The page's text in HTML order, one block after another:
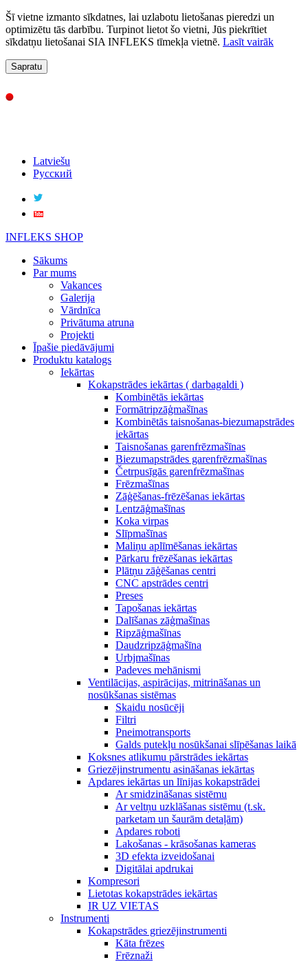
Šī vietne izmanto sīkdatnes, lai uzlabotu lietošanas pieredzi un
optimizētu tās darbību. Turpinot lietot šo vietni, Jūs piekrītiet
sīkdatņu lietošanai SIA INFLEKS tīmekļa vietnē. Lasīt vairāk
Sapratu
Latviešu
Русский
INFLEKS SHOP
Sākums
Par mums
Vakances
Galerija
Vārdnīca
Privātuma atruna
Projekti
Īpašie piedāvājumi
Produktu katalogs
Iekārtas
Kokapstrādes iekārtas ( darbagaldi )
Kombinētās iekārtas
Formātripzāģmašīnas
Kombinētās taisnošanas-biezumapstrādes
iekārtas
Taisnošanas garenfrēzmašīnas
Biezumapstrādes garenfrēzmašīnas
Četrpusīgās garenfrēzmašīnas
Frēzmašīnas
Zāģēšanas-frēzēšanas iekārtas
Lentzāģmašīnas
Koka virpas
Slīpmašīnas
Maliņu aplīmēšanas iekārtas
Pārkaru frēzēšanas iekārtas
Plātņu zāģēšanas centri
CNC apstrādes centri
Preses
Tapošanas iekārtas
Dalīšanas zāģmašīnas
Ripzāģmašīnas
Daudzripzāģmašīna
Urbjmašīnas
Padeves mehānismi
Ventilācijas, aspirācijas, mitrināšanas un
nosūkšanas sistēmas
Skaidu nosūcēji
Filtri
Pneimotransports
Galds putekļu nosūkšanai slīpēšanas laikā
Koksnes atlikumu pārstrādes iekārtas
Griezējinstrumentu asināšanas iekārtas
Apdares iekārtas un līnijas kokapstrādei
Ar smidzināšanas sistēmu
Ar veltņu uzklāšanas sistēmu (t.sk.
parketam un šaurām detaļām)
Apdares roboti
Lakošanas - krāsošanas kameras
3D efekta izveidošanai
Digitālai apdrukai
Kompresori
Lietotas kokapstrādes iekārtas
IR UZ VIETAS
Instrumenti
Kokapstrādes griezējinstrumenti
Kāta frēzes
Frēznaži